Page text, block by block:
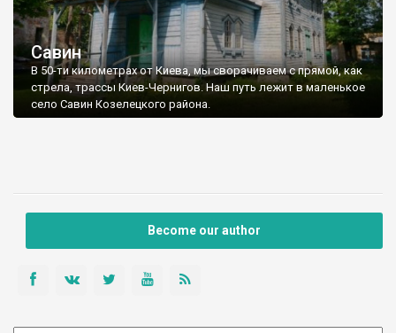
Савин
В 50-ти километрах от Киева, мы сворачиваем с прямой, как
стрела, трассы Киев-Чернигов. Наш путь лежит в маленькое
село Савин Козелецкого района.
Become our author